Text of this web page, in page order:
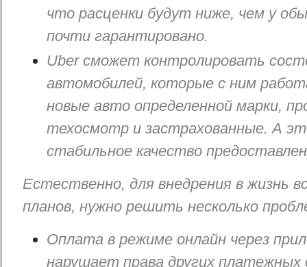
что расценки будут ниже, чем у
почти гарантировано.
Uber сможет контролировать
автомобилей, которые с ним
новые авто определенной марки,
техосмотр и застрахованные. А
стабильное качество
Естественно, для внедрения в жизнь
планов, нужно решить несколько
Оплата в режиме онлайн через
нарушает права других платежных